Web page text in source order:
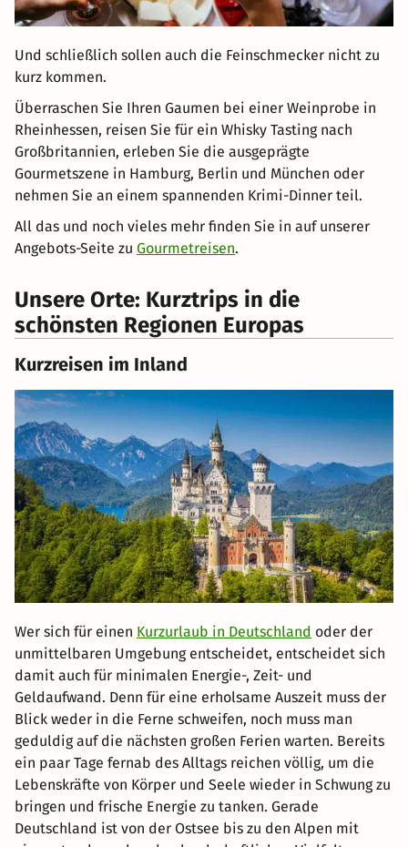
Und schließlich sollen auch die Feinschmecker nicht zu
kurz kommen.
Überraschen Sie Ihren Gaumen bei einer Weinprobe in
Rheinhessen, reisen Sie für ein Whisky Tasting nach
Großbritannien, erleben Sie die ausgeprägte
Gourmetszene in Hamburg, Berlin und München oder
nehmen Sie an einem spannenden Krimi-Dinner teil.
All das und noch vieles mehr finden Sie in auf unserer
Angebots-Seite zu Gourmetreisen.
Unsere Orte: Kurztrips in die
schönsten Regionen Europas
Kurzreisen im Inland
Wer sich für einen Kurzurlaub in Deutschland oder der
unmittelbaren Umgebung entscheidet, entscheidet sich
damit auch für minimalen Energie-, Zeit- und
Geldaufwand. Denn für eine erholsame Auszeit muss der
Blick weder in die Ferne schweifen, noch muss man
geduldig auf die nächsten großen Ferien warten. Bereits
ein paar Tage fernab des Alltags reichen völlig, um die
Lebenskräfte von Körper und Seele wieder in Schwung zu
bringen und frische Energie zu tanken. Gerade
Deutschland ist von der Ostsee bis zu den Alpen mit